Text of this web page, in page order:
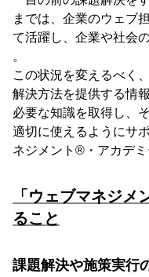
までは、企業のウェブ
て活躍し、企業や社会
。
この状況を変えるべく
解決方法を提供する情
必要な知識を取得し、
適切に使えるようにサ
ネジメント®・アカデミ
「ウェブマネジ
ること
課題解決や施策実行